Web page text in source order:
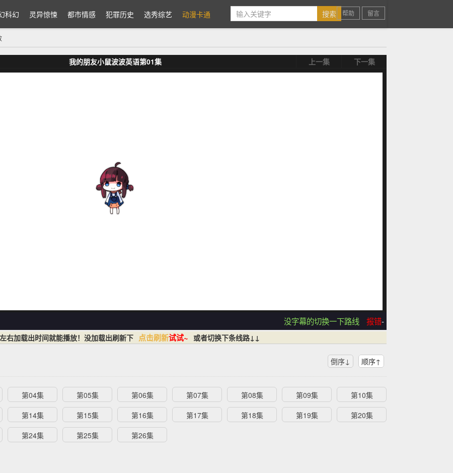
科幻 灵异惊悚 都市情感 犯罪历史 选秀综艺 动漫卡通 帮助 留言
我的朋友小鼠波波英语第01集 上一集 下一集
报错-
没字幕的切换一下路线
右加载出时间就能播放！没加载出刷新下 点击刷新试试~ 或者切换下条线路↓↓
倒序↓ 顺序↑
第04集 第05集 第06集 第07集 第08集 第09集
第10集
第14集 第15集 第16集 第17集 第18集 第19集
第20集
第24集 第25集 第26集